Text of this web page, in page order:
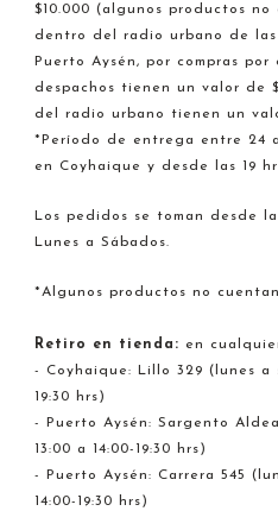
$10.000 (algunos productos
dentro del radio urbano de
Puerto Aysén, por compras
despachos tienen un valor de
del radio urbano tienen un
*Período de entrega entre 24 a
en Coyhaique y desde las 19
Los pedidos se toman desde
Lunes a Sábados.
*Algunos productos no
Retiro en tienda: en
- Coyhaique: Lillo 329 (lunes a
19:30 hrs)
- Puerto Aysén: Sargento
13:00 a 14:00-19:30 hrs)
- Puerto Aysén: Carrera 545
14:00-19:30 hrs)